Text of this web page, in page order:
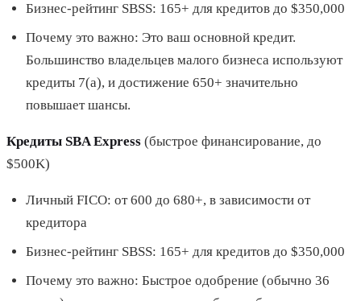
Бизнес-рейтинг SBSS: 165+ для кредитов до $350,000
Почему это важно: Это ваш основной кредит.
Большинство владельцев малого бизнеса используют
кредиты 7(a), и достижение 650+ значительно
повышает шансы.
Кредиты SBA Express (быстрое финансирование, до
$500K)
Личный FICO: от 600 до 680+, в зависимости от
кредитора
Бизнес-рейтинг SBSS: 165+ для кредитов до $350,000
Почему это важно: Быстрое одобрение (обычно 36